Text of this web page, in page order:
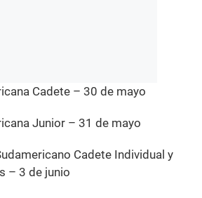
Cadete – 30 de mayo
Junior – 31 de mayo
Cadete Individual y
– 3 de junio